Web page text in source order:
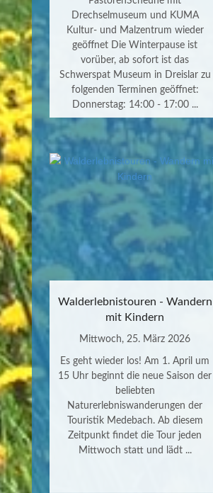
Drechselmuseum und KUMA
Kultur- und Malzentrum wieder
geöffnet Die Winterpause ist
vorüber, ab sofort ist das
Schwerspat Museum in Dreislar zu
folgenden Terminen geöffnet:
Donnerstag: 14:00 - 17:00 ...
Walderlebnistouren - Wandern
mit Kindern
Mittwoch, 25. März 2026
Es geht wieder los! Am 1. April um
15 Uhr beginnt die neue Saison der
beliebten
Naturerlebniswanderungen der
Touristik Medebach. Ab diesem
Zeitpunkt findet die Tour jeden
Mittwoch statt und lädt ...